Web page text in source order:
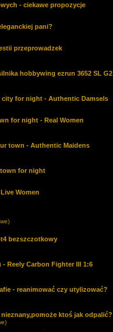
- ciekawe propozycje
pani?
przeprowadzek
hobbywing ezrun 3652 SL G2
city for night - Authentic Damsels
for night - Real Women
town - Authentic Maidens
town for night
Women
bezszczotkowy
Reely Carbon Fighter III 1:6
- reanimować czy utylizować?
ktoś jak odpalić?